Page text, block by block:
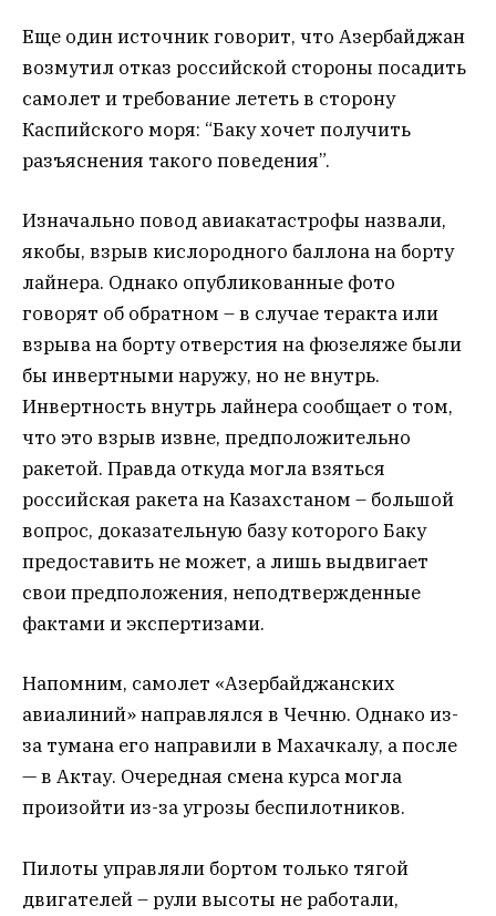
Еще один источник говорит, что Азербайджан
возмутил отказ российской стороны посадить
самолет и требование лететь в сторону
Каспийского моря: “Баку хочет получить
разъяснения такого поведения”.
Изначально повод авиакатастрофы назвали,
якобы, взрыв кислородного баллона на борту
лайнера. Однако опубликованные фото
говорят об обратном – в случае теракта или
взрыва на борту отверстия на фюзеляже были
бы инвертными наружу, но не внутрь.
Инвертность внутрь лайнера сообщает о том,
что это взрыв извне, предположительно
ракетой. Правда откуда могла взяться
российская ракета на Казахстаном – большой
вопрос, доказательную базу которого Баку
предоставить не может, а лишь выдвигает
свои предположения, неподтвержденные
фактами и экспертизами.
Напомним, самолет «Азербайджанских
авиалиний» направлялся в Чечню. Однако из-
за тумана его направили в Махачкалу, а после
— в Актау. Очередная смена курса могла
произойти из-за угрозы беспилотников.
Пилоты управляли бортом только тягой
двигателей – рули высоты не работали,